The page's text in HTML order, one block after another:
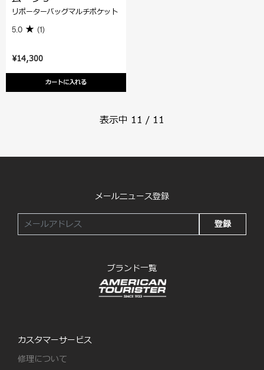
¥14,300
カートに入れる
リポーターバッグマルチポケット
5.0 (1)
表示中 11 / 11
メールニュース登録
登録
ブランド一覧
カスタマーサービス
修理について